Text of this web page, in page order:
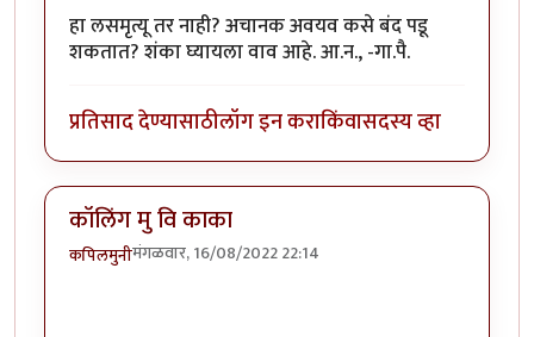
हा लसमृत्यू तर नाही? अचानक अवयव कसे बंद पडू
शकतात? शंका घ्यायला वाव आहे. आ.न., -गा.पै.
प्रतिसाद देण्यासाठीलॉग इन कराकिंवासदस्य व्हा
कॉलिंग मु वि काका
कपिलमुनीमंगळवार, 16/08/2022 22:14